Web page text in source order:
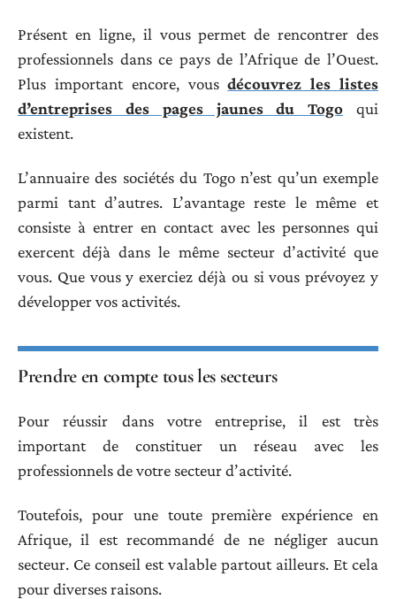
Présent en ligne, il vous permet de rencontrer des
professionnels dans ce pays de l’Afrique de l’Ouest.
Plus important encore, vousdécouvrez les listes
d’entreprises des pages jaunes du Togo qui
existent.
L’annuaire des sociétés du Togo n’est qu’un exemple
parmi tant d’autres. L’avantage reste le même et
consiste à entrer en contact avec les personnes qui
exercent déjà dans le même secteur d’activité que
vous. Que vous y exerciez déjà ou si vous prévoyez y
développer vos activités.
Prendre en compte tous les secteurs
Pour réussir dans votre entreprise, il est très
important de constituer un réseau avec les
professionnels de votre secteur d’activité.
Toutefois, pour une toute première expérience en
Afrique, il est recommandé de ne négliger aucun
secteur. Ce conseil est valable partout ailleurs. Et cela
pour diverses raisons.